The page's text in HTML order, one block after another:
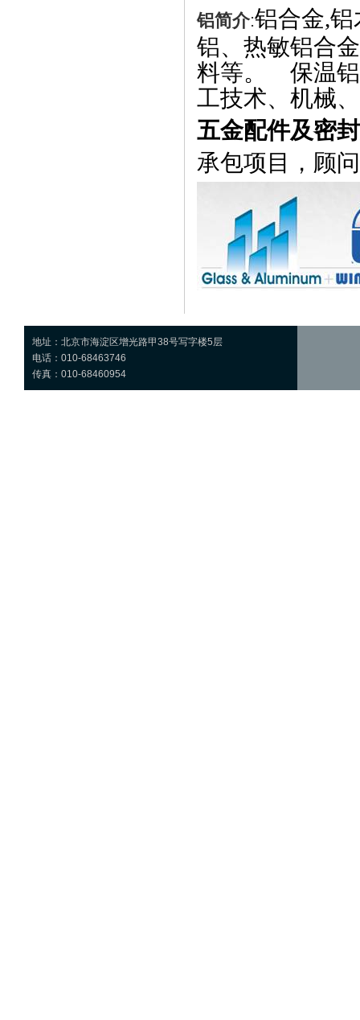
铝简介:铝合金,铝
铝、热敏铝合
料等。 保温铝
工技术、机械
五金配件及密
承包项目，顾
地址：北京市海淀区增光路甲38号写字楼5层
电话：010-68463746
传真：010-68460954